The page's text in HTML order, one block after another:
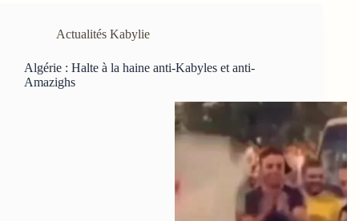
Actualités Kabylie
Algérie : Halte à la haine anti-Kabyles et anti-
Amazighs